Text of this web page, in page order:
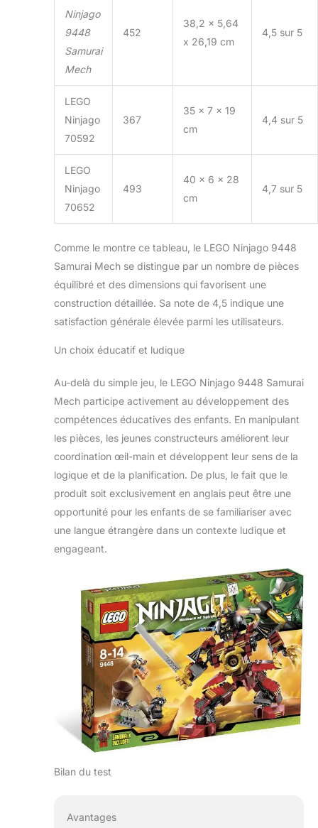
Ninjago
9448
Samurai
Mech
452
38,2 x 5,64
x 26,19 cm
4,5 sur 5
LEGO
Ninjago
70592
367
35 x 7 x 19
cm
4,4 sur 5
LEGO
Ninjago
70652
493
40 x 6 x 28
cm
4,7 sur 5
Comme le montre ce tableau, le LEGO Ninjago 9448
Samurai Mech se distingue par un nombre de pièces
équilibré et des dimensions qui favorisent une
construction détaillée. Sa note de 4,5 indique une
satisfaction générale élevée parmi les utilisateurs.
Un choix éducatif et ludique
Au-delà du simple jeu, le LEGO Ninjago 9448 Samurai
Mech participe activement au développement des
compétences éducatives des enfants. En manipulant
les pièces, les jeunes constructeurs améliorent leur
coordination œil-main et développent leur sens de la
logique et de la planification. De plus, le fait que le
produit soit exclusivement en anglais peut être une
opportunité pour les enfants de se familiariser avec
une langue étrangère dans un contexte ludique et
engageant.
Bilan du test
Avantages